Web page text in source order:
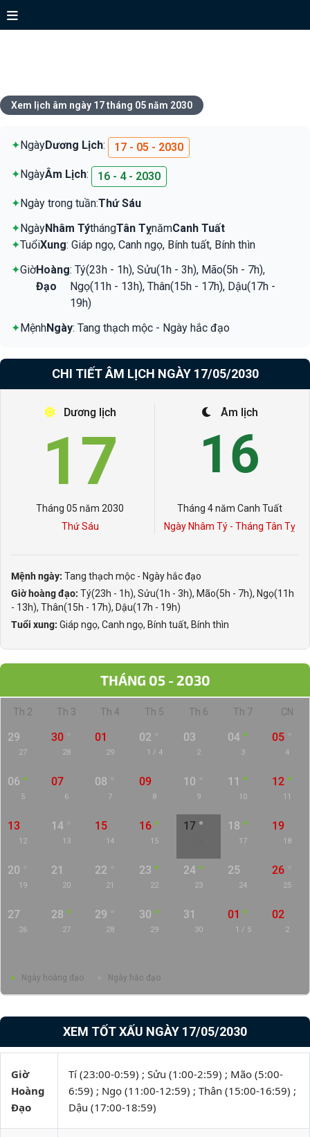
Xem lịch âm ngày 17 tháng 05 năm 2030
✦NgàyDương Lịch: 17 - 05 - 2030
✦NgàyÂm Lịch: 16 - 4 - 2030
✦Ngày trong tuần:Thứ Sáu
✦NgàyNhâm TýthángTân TỵnămCanh Tuất
✦TuổiXung: Giáp ngọ, Canh ngọ, Bính tuất, Bính thìn
✦GiờHoàng
Đạo
: Tý(23h - 1h), Sửu(1h - 3h), Mão(5h - 7h),
Ngọ(11h - 13h), Thân(15h - 17h), Dậu(17h -
19h)
✦MệnhNgày: Tang thạch mộc - Ngày hắc đạo
CHI TIẾT ÂM LỊCH NGÀY 17/05/2030
Dương lịch
17
Tháng 05 năm 2030
Thứ Sáu
Âm lịch
16
Tháng 4 năm Canh Tuất
Ngày Nhâm Tý - Tháng Tân Tỵ
Mệnh ngày: Tang thạch mộc - Ngày hắc đạo
Giờ hoàng đạo: Tý(23h - 1h), Sửu(1h - 3h), Mão(5h - 7h), Ngọ(11h
- 13h), Thân(15h - 17h), Dậu(17h - 19h)
Tuổi xung: Giáp ngọ, Canh ngọ, Bính tuất, Bính thìn
THÁNG 05 - 2030
Th 2 Th 3 Th 4 Th 5 Th 6 Th 7 CN
29
27
30
28
01
29
02
1 / 4
03
2
04
3
05
4
06
5
07
6
08
7
09
8
10
9
11
10
12
11
13
12
14
13
15
14
16
15
17 18
17
19
18
20
19
21
20
22
21
23
22
24
23
25
24
26
25
27
26
28
27
29
28
30
29
31
30
01
1 / 5
02
2
Ngày hoàng đạo Ngày hắc đạo
XEM TỐT XẤU NGÀY 17/05/2030
Giờ
Hoàng
Đạo
Tí (23:00-0:59) ; Sửu (1:00-2:59) ; Mão (5:00-
6:59) ; Ngọ (11:00-12:59) ; Thân (15:00-16:59) ;
Dậu (17:00-18:59)